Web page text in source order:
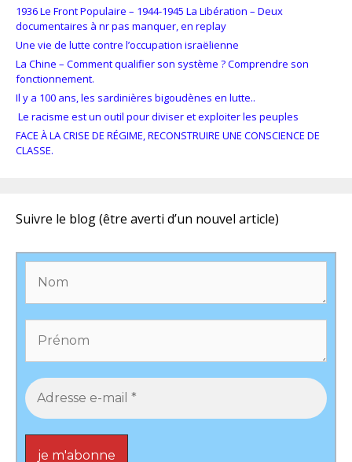
1936 Le Front Populaire – 1944-1945 La Libération – Deux
documentaires à nr pas manquer, en replay
Une vie de lutte contre l’occupation israëlienne
La Chine – Comment qualifier son système ? Comprendre son
fonctionnement.
Il y a 100 ans, les sardinières bigoudènes en lutte..
Le racisme est un outil pour diviser et exploiter les peuples
FACE À LA CRISE DE RÉGIME, RECONSTRUIRE UNE CONSCIENCE DE
CLASSE.
Suivre le blog (être averti d’un nouvel article)